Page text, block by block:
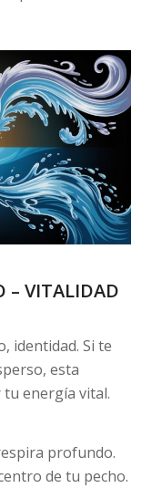
– VITALIDAD
identidad. Si te
esta
tu energía vital.
profundo.
de tu pecho.